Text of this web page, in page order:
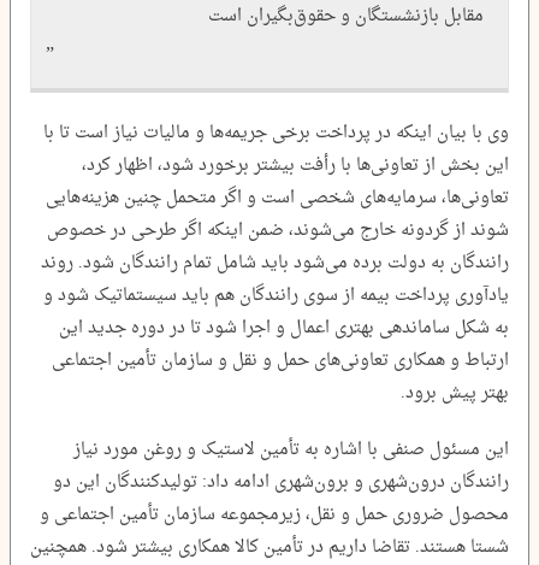
مقابل بازنشستگان و حقوق‌بگیران است
وی با بیان اینکه در پرداخت برخی جریمه‌ها و مالیات نیاز است تا با
این بخش از تعاونی‌ها با رأفت بیشتر برخورد شود، اظهار کرد،
تعاونی‌ها، سرمایه‌های شخصی است و اگر متحمل چنین هزینه‌هایی
شوند از گردونه خارج می‌شوند، ضمن اینکه اگر طرحی در خصوص
رانندگان به دولت برده می‌شود باید شامل تمام رانندگان شود. روند
یادآوری پرداخت بیمه از سوی رانندگان هم باید سیستماتیک شود و
به شکل ساماندهی بهتری اعمال و اجرا شود تا در دوره جدید این
ارتباط و همکاری تعاونی‌های حمل و نقل و سازمان تأمین اجتماعی
بهتر پیش برود.
این مسئول صنفی با اشاره به تأمین لاستیک و روغن مورد نیاز
رانندگان درون‌شهری و برون‌شهری ادامه داد: تولیدکنندگان این دو
محصول ضروری حمل و نقل، زیرمجموعه سازمان تأمین اجتماعی و
شستا هستند. تقاضا داریم در تأمین کالا همکاری بیشتر شود. همچنین